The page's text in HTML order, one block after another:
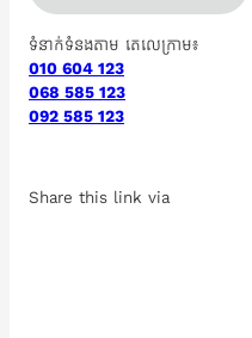
ទំនាក់ទំនងតាម តេលេក្រាម៖
010 604 123
068 585 123
092 585 123
Share this link via